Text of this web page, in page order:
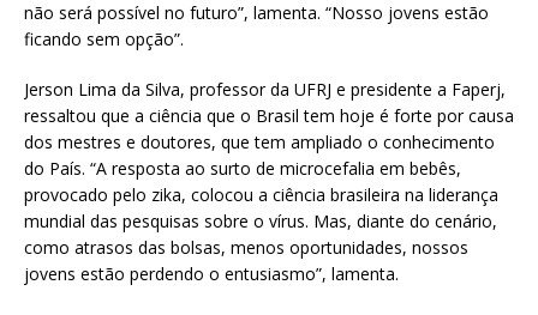
não será possível no futuro”, lamenta. “Nosso jovens estão
ficando sem opção”.
Jerson Lima da Silva, professor da UFRJ e presidente a Faperj,
ressaltou que a ciência que o Brasil tem hoje é forte por causa
dos mestres e doutores, que tem ampliado o conhecimento
do País. “A resposta ao surto de microcefalia em bebês,
provocado pelo zika, colocou a ciência brasileira na liderança
mundial das pesquisas sobre o vírus. Mas, diante do cenário,
como atrasos das bolsas, menos oportunidades, nossos
jovens estão perdendo o entusiasmo”, lamenta.